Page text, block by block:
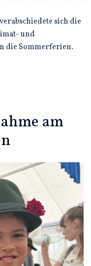
sich die
und
die Sommerferien.
am